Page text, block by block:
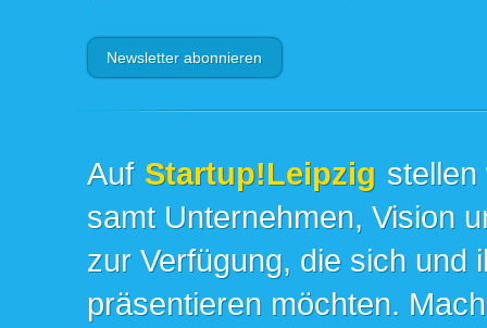
Auf Startup!Leipzig
samt Unternehmen, Vision
zur Verfügung, die sich und
präsentieren möchten.